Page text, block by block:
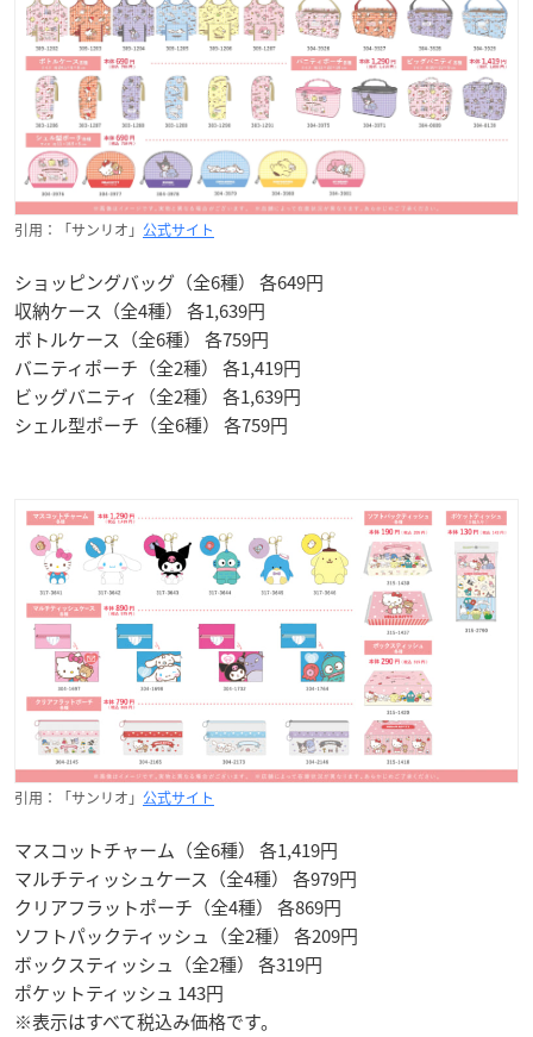
引用：「サンリオ」 公式サイト
ショッピングバッグ（全6種） 各649円
収納ケース（全4種） 各1,639円
ボトルケース（全6種） 各759円
バニティポーチ（全2種） 各1,419円
ビッグバニティ（全2種） 各1,639円
シェル型ポーチ（全6種） 各759円
引用：「サンリオ」 公式サイト
マスコットチャーム（全6種） 各1,419円
マルチティッシュケース（全4種） 各979円
クリアフラットポーチ（全4種） 各869円
ソフトパックティッシュ（全2種） 各209円
ボックスティッシュ（全2種） 各319円
ポケットティッシュ 143円
※表示はすべて税込み価格です。